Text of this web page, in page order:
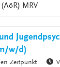
MRV
w/d)
Zeitpunkt